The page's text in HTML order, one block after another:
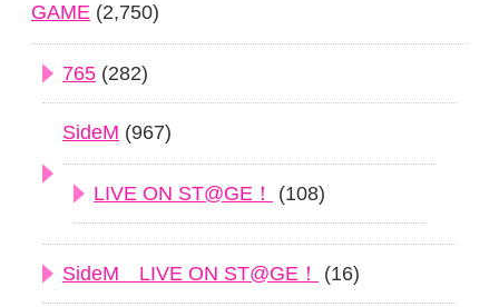
GAME (2,750)
765 (282)
SideM (967)
LIVE ON ST@GE！ (108)
SideM LIVE ON ST@GE！ (16)